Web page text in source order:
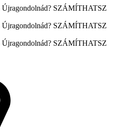
Újragondolnád? SZÁMÍTHATSZ
Újragondolnád? SZÁMÍTHATSZ
Újragondolnád? SZÁMÍTHATSZ